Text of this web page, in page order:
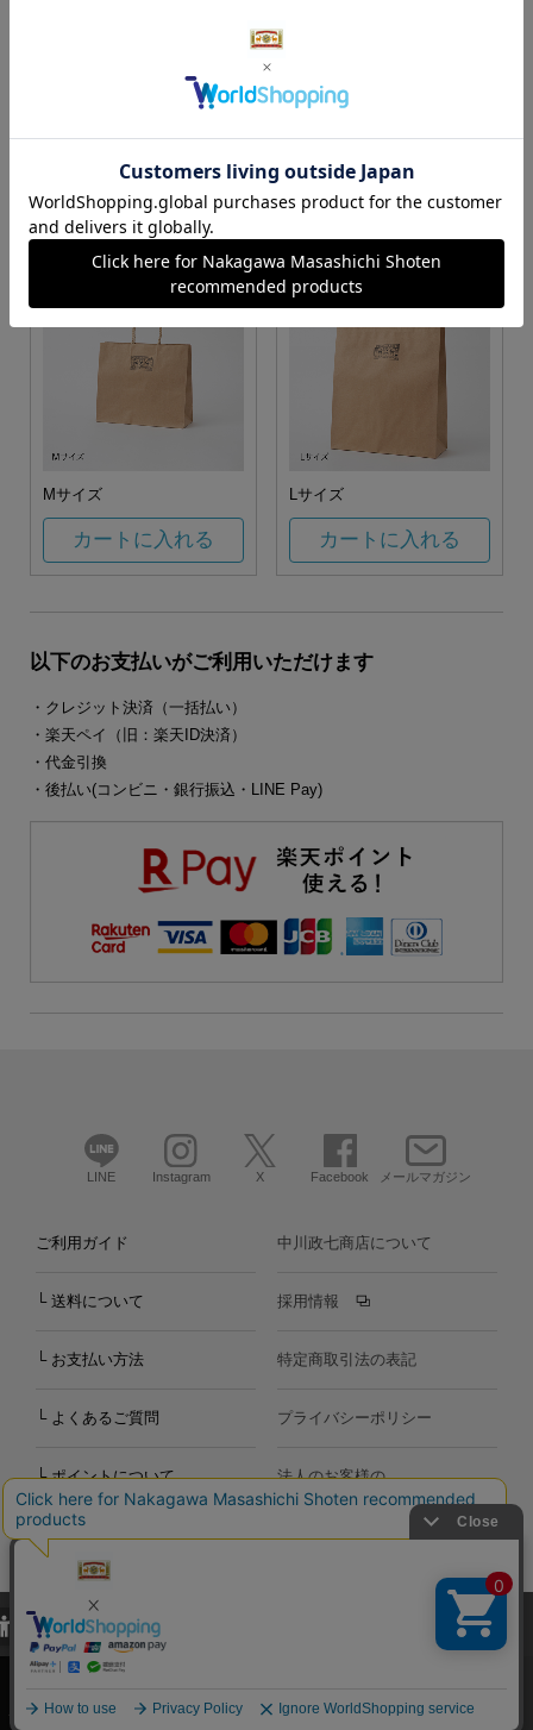
カートに入れる カートに入れる
Mサイズ
カートに入れる
Lサイズ
カートに入れる
以下のお支払いがご利用いただけます
・クレジット決済（一括払い）
・楽天ペイ（旧：楽天ID決済）
・代金引換
・後払い(コンビニ・銀行振込・LINE Pay)
LINE Instagram X Facebook メールマガジン
ご利用ガイド
└ 送料について
└ お支払い方法
└ よくあるご質問
└ ポイントについて
お問い合わせ
中川政七商店について
採用情報
特定商取引法の表記
プライバシーポリシー
法人のお客様の
お問い合わせ
Copyright©2000-2026
Nakagawa Masashichi Shoten All Rights Reserved.
当サイトでは、当サイト内における閲覧履歴・属性情報などの取得およ
び利便性向上のためにクッキー（Cookie）を使用いたします。詳細に
関しては「プライバシーポリシー
承諾する